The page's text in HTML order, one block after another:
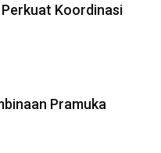
Koordinasi
Pramuka